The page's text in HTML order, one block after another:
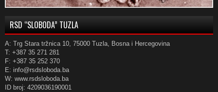
RSD “SLOBODA” TUZLA
A: Trg Stara tržnica 10, 75000 Tuzla, Bosna i Hercegovina
T: +387 35 271 281
F: +387 35 252 370
E: info@rsdsloboda.ba
W: www.rsdsloboda.ba
ID broj: 4209036190001